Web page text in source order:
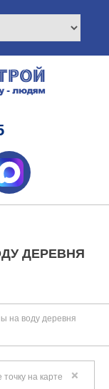
ДЕРЕВНЯ
на воду деревня